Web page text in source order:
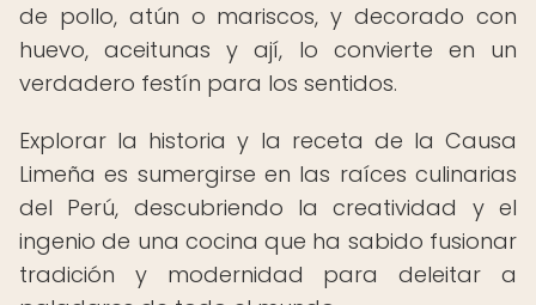
de pollo, atún o mariscos, y decorado con
huevo, aceitunas y ají, lo convierte en un
verdadero festín para los sentidos.
Explorar la historia y la receta de la Causa
Limeña es sumergirse en las raíces culinarias
del Perú, descubriendo la creatividad y el
ingenio de una cocina que ha sabido fusionar
tradición y modernidad para deleitar a